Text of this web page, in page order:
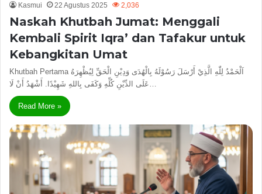
Kasmui 22 Agustus 2025 2,036
Naskah Khutbah Jumat: Menggali
Kembali Spirit Iqra’ dan Tafakur untuk
Kebangkitan Umat
Khutbah Pertama اَلْحَمْدُ لِلّٰهِ الَّذِيْ أَرْسَلَ رَسُوْلَهُ بِالْهُدَى وَدِيْنِ الْحَقِّ لِيُظْهِرَهُ
Read More »